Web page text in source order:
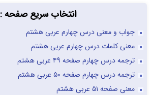
انتخاب سریع صفحه :
جواب و معنی درس چهارم عربی هشتم
معنی کلمات درس چهارم عربی هشتم
ترجمه درس چهارم صفحه ۴۹ عربی هشتم
ترجمه درس چهارم صفحه ۵۰ عربی هشتم
معنی صفحه ۵۱ عربی هشتم